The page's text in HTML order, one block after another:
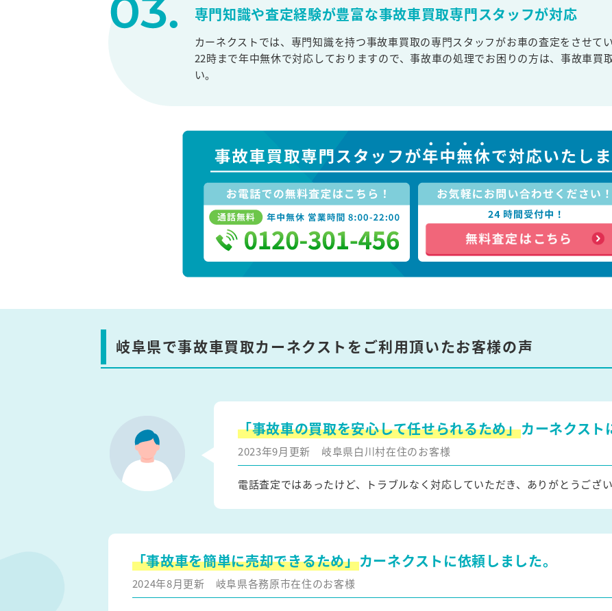
専門知識や査定経験が豊富な事故車買取専門スタッフが対応
カーネクストでは、専門知識を持つ事故車買取の専門スタッフがお車の査定をさせて
22時まで年中無休で対応しておりますので、事故車の処理でお困りの方は、事故車買
い。
岐阜県で事故車買取カーネクストをご利用頂いたお客様の声
「事故車の買取を安心して任せられるため」カーネクスト
2023年9月更新 岐阜県白川村在住のお客様
電話査定ではあったけど、トラブルなく対応していただき、ありがとうござ
「事故車を簡単に売却できるため」カーネクストに依頼しました。
2024年8月更新 岐阜県各務原市在住のお客様